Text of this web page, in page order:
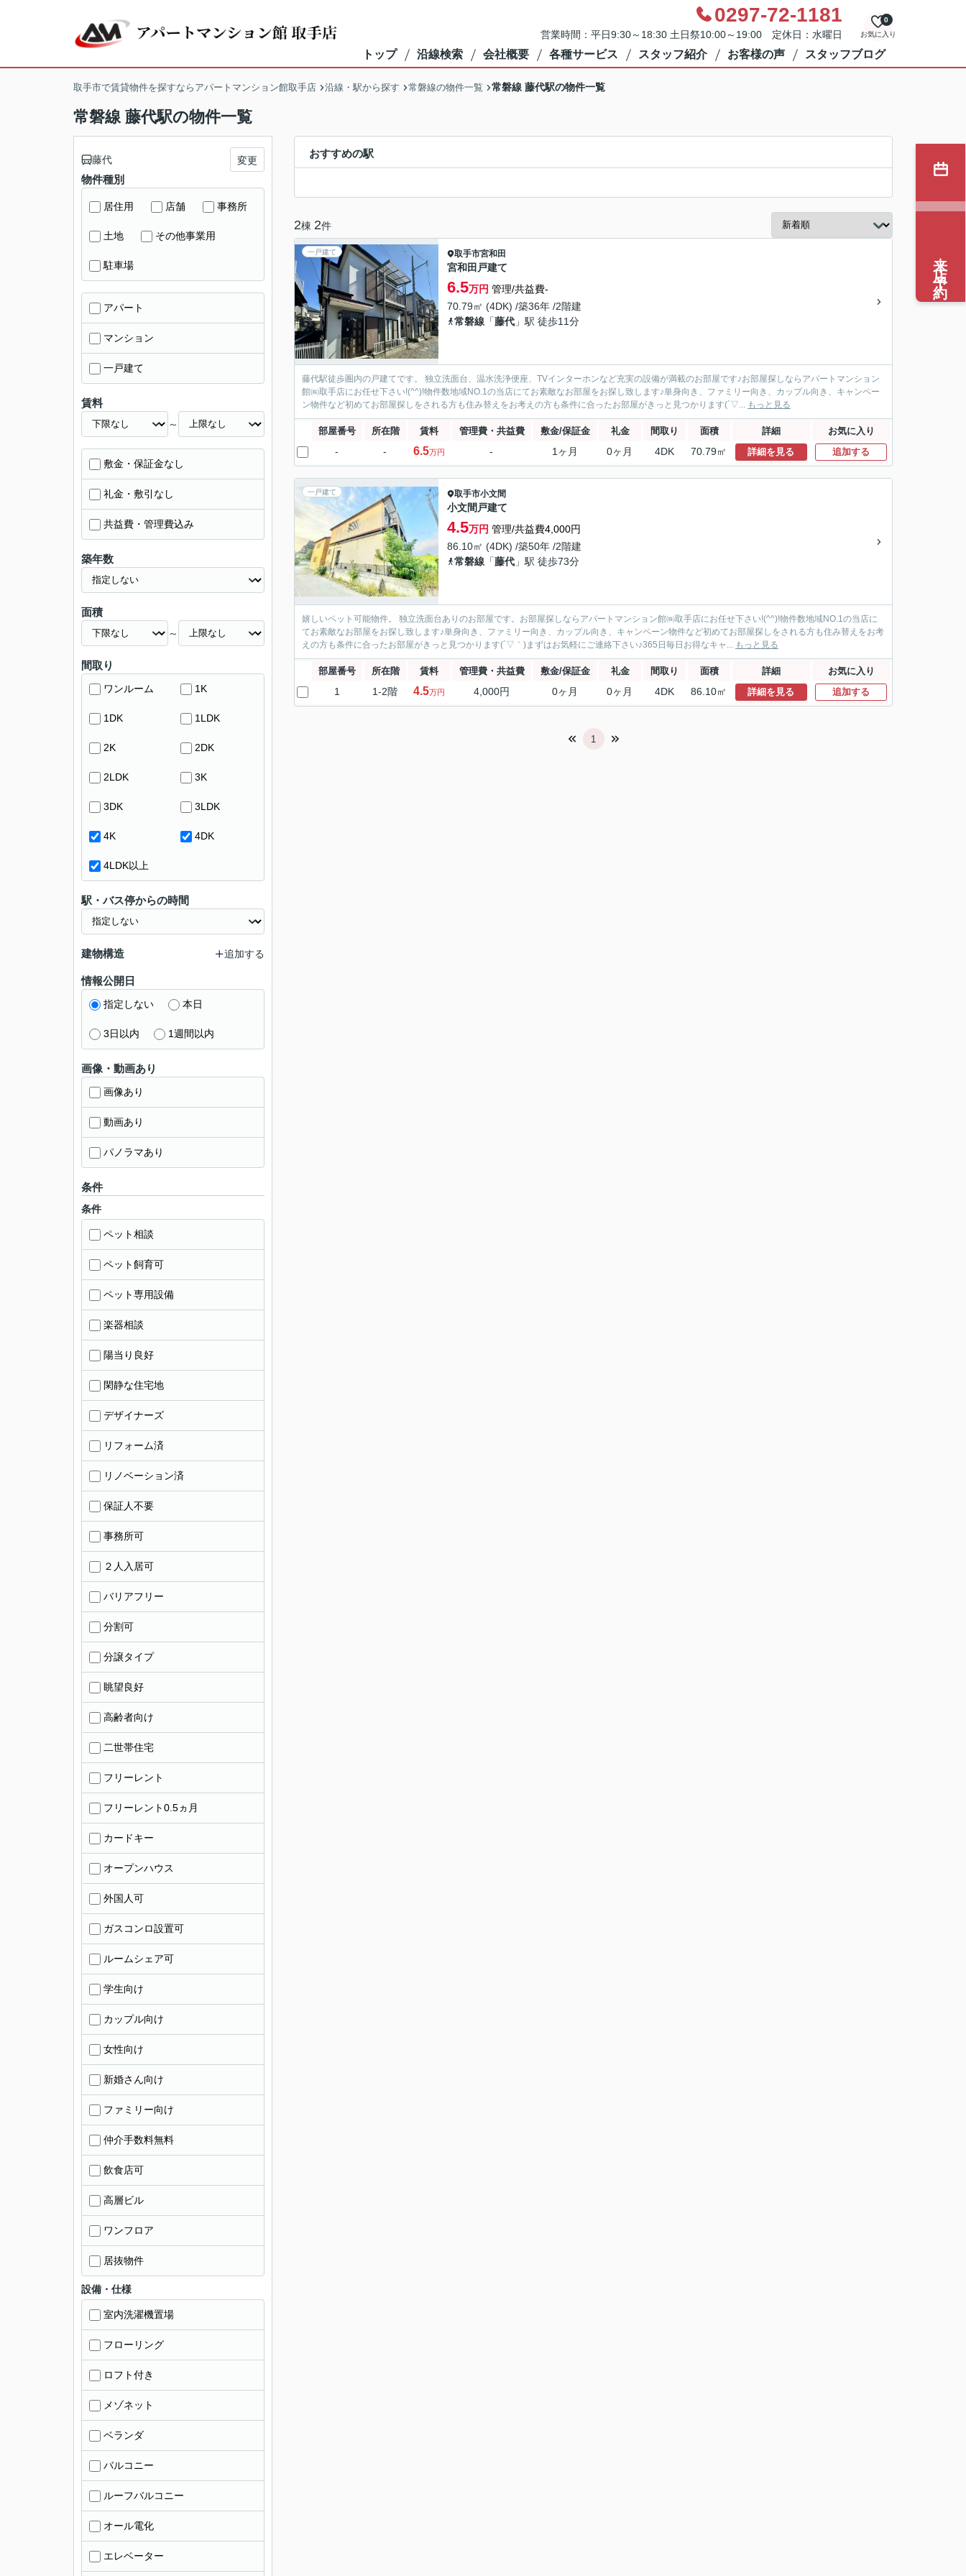
0297-72-1181
営業時間：平日9:30～18:30 土日祭10:00～19:00 定休日：水曜日 お気に入り
0
トップ 沿線検索 会社概要 各種サービス スタッフ紹介 お客様の声 スタッフブログ
取手市で賃貸物件を探すならアパートマンション館取手店 沿線・駅から探す 常磐線の物件一覧 常磐線 藤代駅の物件一覧
常磐線 藤代駅の物件一覧
おすすめの駅
2棟 2件
一戸建て 取手市宮和田
宮和田戸建て
6.5万円 管理/共益費-
70.79㎡ (4DK) /築36年 /2階建
常磐線 「藤代 」駅 徒歩11分
藤代駅徒歩圏内の戸建てです。 独立洗面台、温水洗浄便座、TVインターホンなど充実の設備が満載のお部屋です♪お部屋探しならアパートマンション
館㈱取手店にお任せ下さい!(^^)!物件数地域NO.1の当店にてお素敵なお部屋をお探し致します♪単身向き、ファミリー向き、カップル向き、キャンペー
ン物件など初めてお部屋探しをされる方も住み替えをお考えの方も条件に合ったお部屋がきっと見つかります(´▽... もっと見る
部屋番号 所在階 賃料 管理費・共益費 敷金/保証金 礼金 間取り 面積 詳細 お気に入り
- - 6.5万円 - 1ヶ月 0ヶ月 4DK 70.79㎡ 詳細を見る 追加する
一戸建て 取手市小文間
小文間戸建て
4.5万円 管理/共益費4,000円
86.10㎡ (4DK) /築50年 /2階建
常磐線 「藤代 」駅 徒歩73分
嬉しいペット可能物件。 独立洗面台ありのお部屋です。お部屋探しならアパートマンション館㈱取手店にお任せ下さい!(^^)!物件数地域NO.1の当店に
てお素敵なお部屋をお探し致します♪単身向き、ファミリー向き、カップル向き、キャンペーン物件など初めてお部屋探しをされる方も住み替えをお考
えの方も条件に合ったお部屋がきっと見つかります(´▽｀)まずはお気軽にご連絡下さい♪365日毎日お得なキャ... もっと見る
部屋番号 所在階 賃料 管理費・共益費 敷金/保証金 礼金 間取り 面積 詳細 お気に入り
1 1-2階 4.5万円 4,000円 0ヶ月 0ヶ月 4DK 86.10㎡ 詳細を見る 追加する
1
藤代 変更
物件種別
居住用 店舗 事務所
土地 その他事業用
駐車場
アパート
マンション
一戸建て
賃料
～
敷金・保証金なし
礼金・敷引なし
共益費・管理費込み
築年数
面積
～
間取り
ワンルーム 1K
1DK 1LDK
2K 2DK
2LDK 3K
3DK 3LDK
4K 4DK
4LDK以上
駅・バス停からの時間
建物構造 追加する
情報公開日
指定しない 本日
3日以内 1週間以内
画像・動画あり
画像あり
動画あり
パノラマあり
条件
条件
ペット相談
ペット飼育可
ペット専用設備
楽器相談
陽当り良好
閑静な住宅地
デザイナーズ
リフォーム済
リノベーション済
保証人不要
事務所可
２人入居可
バリアフリー
分割可
分譲タイプ
眺望良好
高齢者向け
二世帯住宅
フリーレント
フリーレント0.5ヵ月
カードキー
オープンハウス
外国人可
ガスコンロ設置可
ルームシェア可
学生向け
カップル向け
女性向け
新婚さん向け
ファミリー向け
仲介手数料無料
飲食店可
高層ビル
ワンフロア
居抜物件
設備・仕様
室内洗濯機置場
フローリング
ロフト付き
メゾネット
ベランダ
バルコニー
ルーフバルコニー
オール電化
エレベーター
来店予約